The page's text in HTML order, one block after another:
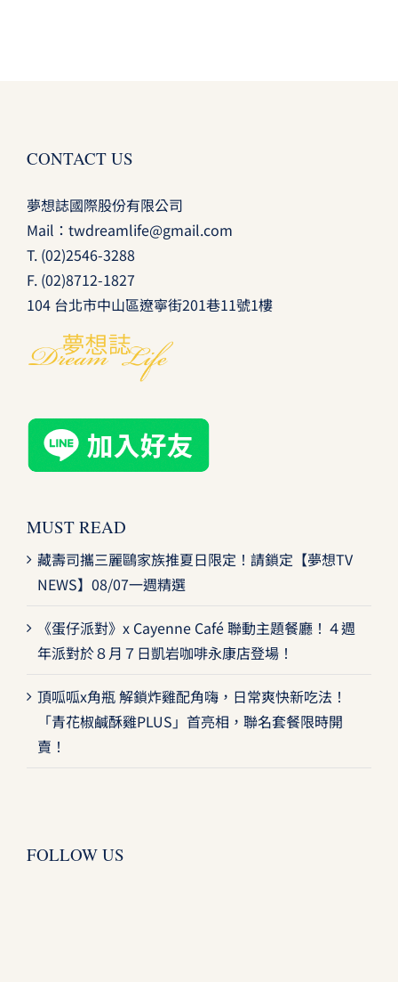
CONTACT US
夢想誌國際股份有限公司
Mail： twdreamlife@gmail.com
T. (02)2546-3288
F. (02)8712-1827
104 台北市中山區遼寧街201巷11號1樓
MUST READ
藏壽司攜三麗鷗家族推夏日限定！請鎖定【夢想TV
NEWS】08/07一週精選
《蛋仔派對》x Cayenne Café 聯動主題餐廳！４週
年派對於８月７日凱岩咖啡永康店登場！
頂呱呱x角瓶 解鎖炸雞配角嗨，日常爽快新吃法！
「青花椒鹹酥雞PLUS」首亮相，聯名套餐限時開
賣！
FOLLOW US